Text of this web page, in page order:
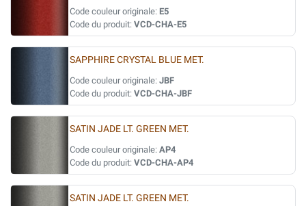
Code couleur originale: E5
Code du produit: VCD-CHA-E5
SAPPHIRE CRYSTAL BLUE MET.
Code couleur originale: JBF
Code du produit: VCD-CHA-JBF
SATIN JADE LT. GREEN MET.
Code couleur originale: AP4
Code du produit: VCD-CHA-AP4
SATIN JADE LT. GREEN MET.